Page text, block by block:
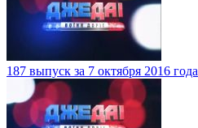
187 выпуск за 7 октября 2016 года